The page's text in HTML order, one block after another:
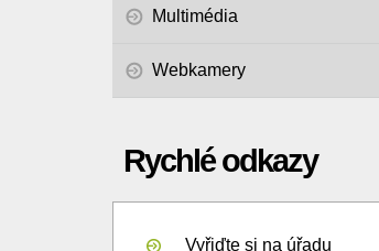
Multimédia
Webkamery
Rychlé odkazy
Vyřiďte si na úřadu